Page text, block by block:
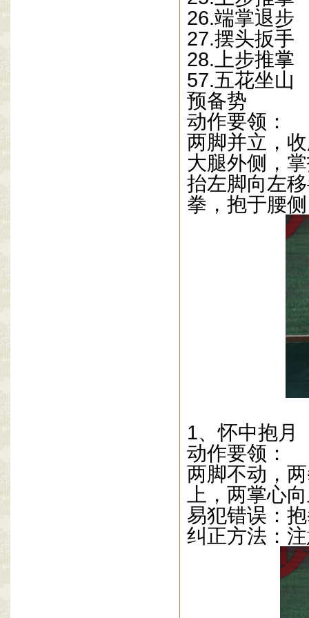
26.端掌退步
27.摆头扳手
28. 上步推掌
57.五花坐山
预备势
动作要领：
两脚并立，
大腿外侧，
抬左脚向左
拳，抱于腰
1、怀中抱月
动作要领：
两脚不动，
上，两掌心
易犯错误：
纠正方法：